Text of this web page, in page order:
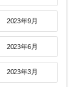
2023年9月
2023年6月
2023年3月